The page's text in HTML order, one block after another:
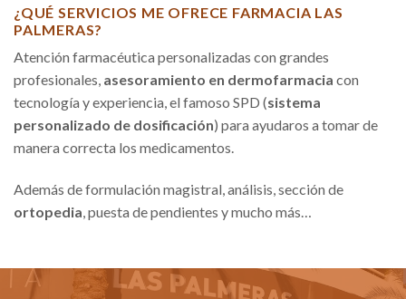
¿QUÉ SERVICIOS ME OFRECE FARMACIA LAS
PALMERAS?
Atención farmacéutica personalizadas con grandes
profesionales, asesoramiento en dermofarmacia con
tecnología y experiencia, el famoso SPD (sistema
personalizado de dosificación) para ayudaros a tomar de
manera correcta los medicamentos.
Además de formulación magistral, análisis, sección de
ortopedia , puesta de pendientes y mucho más…